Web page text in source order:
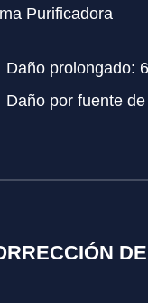
Purificadora
Daño prolongado:
Daño por fuente